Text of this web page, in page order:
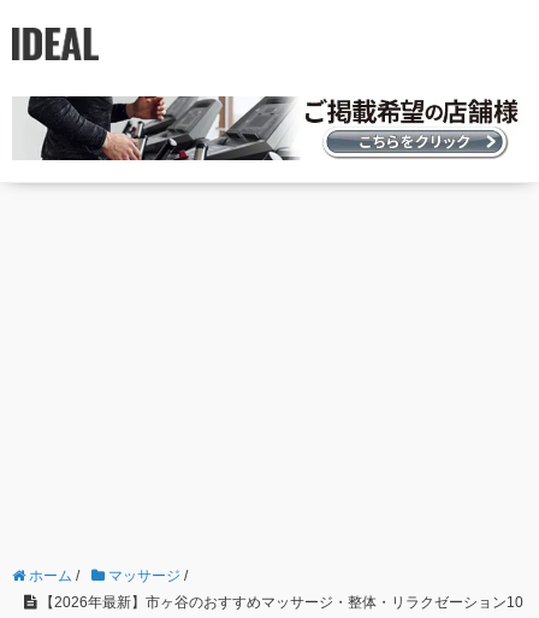
ホーム / マッサージ /
【2026年最新】市ヶ谷のおすすめマッサージ・整体・リラクゼーション10